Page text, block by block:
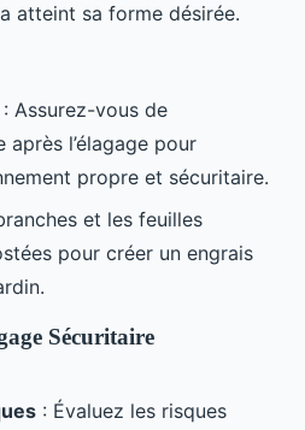
a atteint sa forme désirée.
: Assurez-vous de
l’élagage pour
propre et sécuritaire.
et les feuilles
pour créer un engrais
Sécuritaire
: Évaluez les risques